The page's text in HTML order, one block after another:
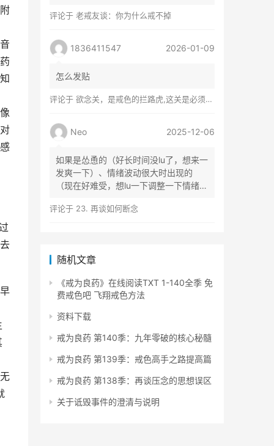
评论于 老戒友谈：你为什么戒不掉
1836411547 2026-01-09
怎么发贴
评论于 欲念关，是戒色的拦路虎,这关是必须过的
Neo 2025-12-06
如果是怂恿的（好长时间没lu了，想来一
发爽一下）、情绪波动很大时出现的
（现在好难受，想lu一下调整一下情绪）
评论于 23. 再谈如何断念
随机文章
《戒为良药》在线阅读TXT 1-140全季 免
费戒色吧 飞翔戒色方法
资料下载
戒为良药 第140季：九年零破的核心秘髓
戒为良药 第139季：戒色高手之路提高篇
戒为良药 第138季：再谈压念的思想误区
关于诋毁事件的澄清与说明